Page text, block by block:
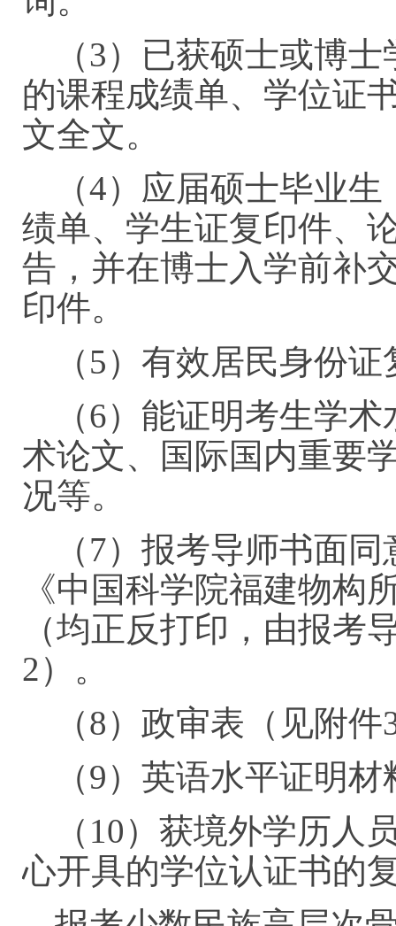
（3）已获硕士或博
的课程成绩单、学位证
文全文。
（4）应届硕士毕业
绩单、学生证复印件、
告，并在博士入学前补
印件。
（5）有效居民身份
（6）能证明考生学
术论文、国际国内重要
况等。
（7）报考导师书面
《中国科学院福建物构
（均正反打印，由报考
2）。
（8）政审表（见附
（9）英语水平证明
（10）获境外学历人
心开具的学位认证书